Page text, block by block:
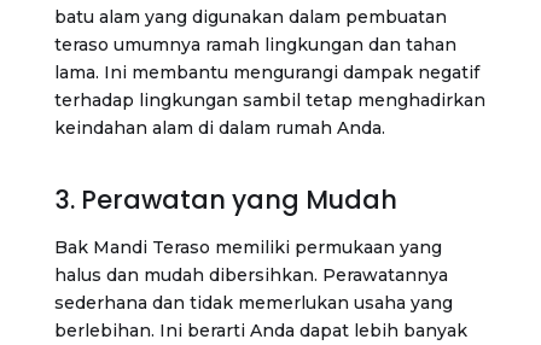
batu alam yang digunakan dalam pembuatan
teraso umumnya ramah lingkungan dan tahan
lama. Ini membantu mengurangi dampak negatif
terhadap lingkungan sambil tetap menghadirkan
keindahan alam di dalam rumah Anda.
3. Perawatan yang Mudah
Bak Mandi Teraso memiliki permukaan yang
halus dan mudah dibersihkan. Perawatannya
sederhana dan tidak memerlukan usaha yang
berlebihan. Ini berarti Anda dapat lebih banyak